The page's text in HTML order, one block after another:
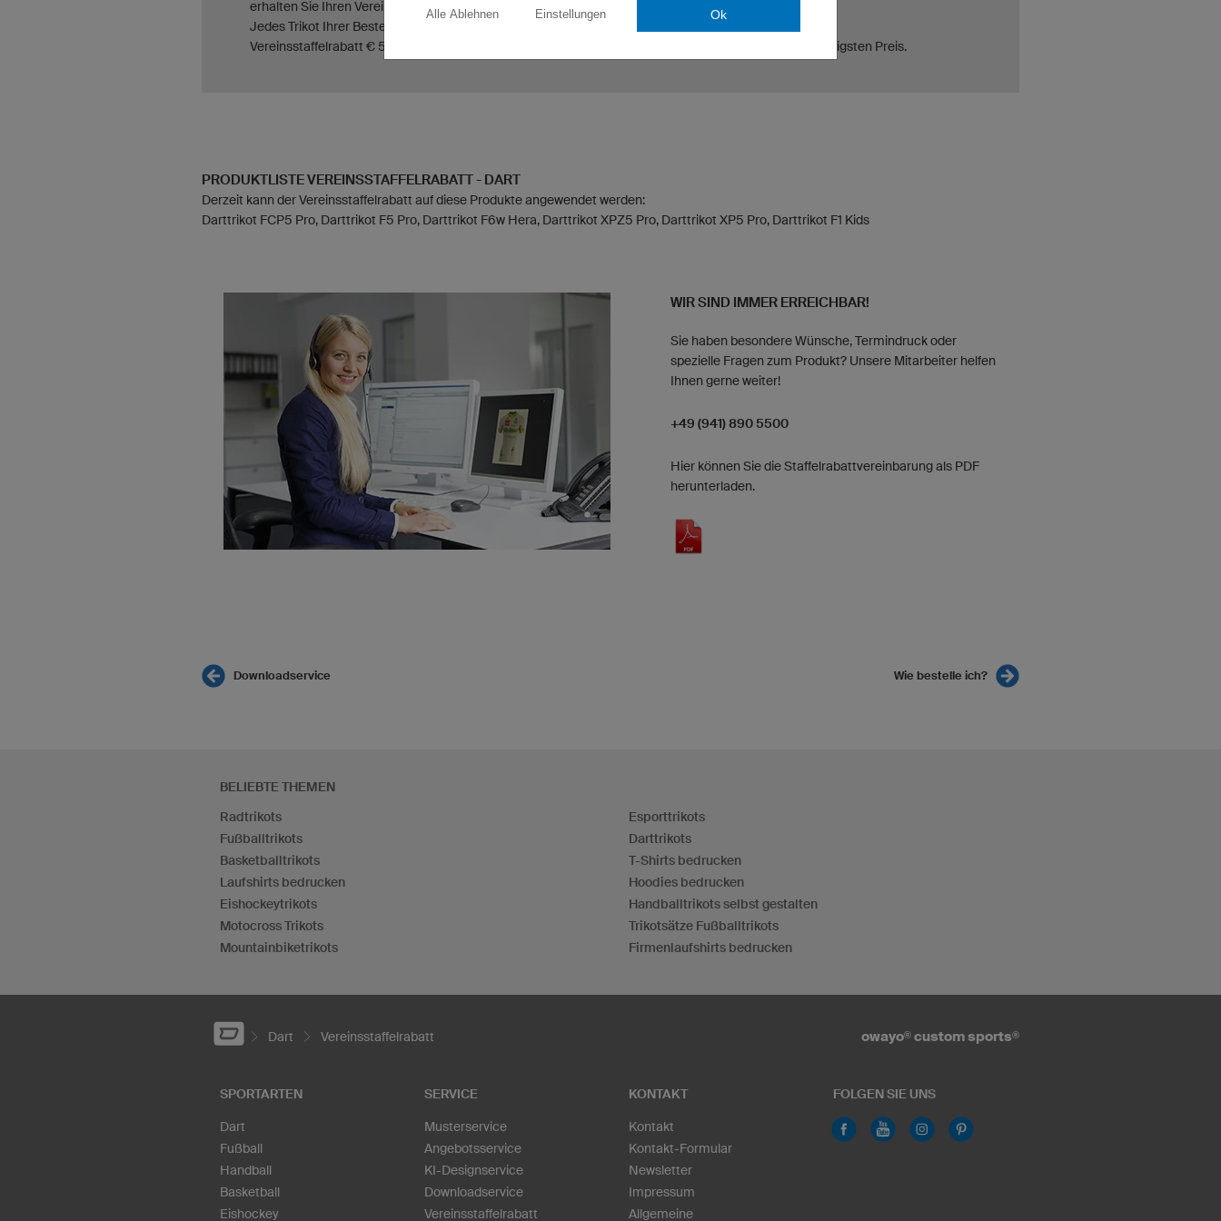
erhalten Sie Ihren Vereinsstaffelrabatt in Höhe von 7%.
Jedes Trikot Ihrer Bestellung würde in diesem Beispiel mit
Vereinsstaffelrabatt € 50,22 statt regulär € 63,00 kosten.
Sie erhalten also immer den günstigsten Preis.
PRODUKTLISTE VEREINSSTAFFELRABATT - DART
Derzeit kann der Vereinsstaffelrabatt auf diese Produkte angewendet werden:
Darttrikot FCP5 Pro, Darttrikot F5 Pro, Darttrikot F6w Hera, Darttrikot XPZ5 Pro, Darttrikot XP5 Pro, Darttrikot F1 Kids
WIR SIND IMMER ERREICHBAR!
Sie haben besondere Wünsche, Termindruck oder
spezielle Fragen zum Produkt? Unsere Mitarbeiter helfen
Ihnen gerne weiter!
+49 (941) 890 5500
Hier können Sie die Staffelrabattvereinbarung als PDF
herunterladen.
Downloadservice Wie bestelle ich?
BELIEBTE THEMEN
Radtrikots
Fußballtrikots
Basketballtrikots
Laufshirts bedrucken
Eishockeytrikots
Motocross Trikots
Mountainbiketrikots
Esporttrikots
Darttrikots
T-Shirts bedrucken
Hoodies bedrucken
Handballtrikots selbst gestalten
Trikotsätze Fußballtrikots
Firmenlaufshirts bedrucken
Dart Vereinsstaffelrabatt owayo® custom sports®
SPORTARTEN
Dart
Fußball
Handball
Basketball
Eishockey
SERVICE
Musterservice
Angebotsservice
KI-Designservice
Downloadservice
Vereinsstaffelrabatt
KONTAKT
Kontakt
Kontakt-Formular
Newsletter
Impressum
Allgemeine
FOLGEN SIE UNS
Alle Ablehnen Einstellungen Ok